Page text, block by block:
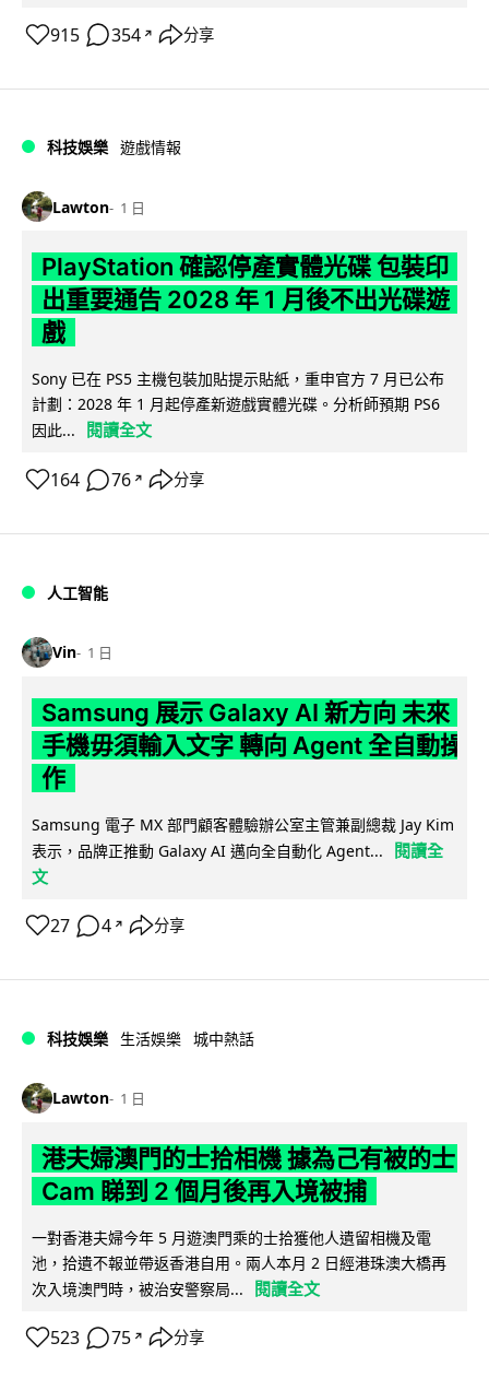
915 354 ↗ 分享
科技娛樂 遊戲情報
Lawton 1 日
PlayStation 確認停產實體光碟 包裝印
出重要通告 2028 年 1 月後不出光碟遊
戲
Sony 已在 PS5 主機包裝加貼提示貼紙，重申官方 7 月已公布
計劃：2028 年 1 月起停產新遊戲實體光碟。分析師預期 PS6
因此...
閱讀全文
164 76 ↗ 分享
人工智能
Vin 1 日
Samsung 展示 Galaxy AI 新方向 未來
手機毋須輸入文字 轉向 Agent 全自動操
作
Samsung 電子 MX 部門顧客體驗辦公室主管兼副總裁 Jay Kim
表示，品牌正推動 Galaxy AI 邁向全自動化 Agent...
閱讀全
文
27 4 ↗ 分享
科技娛樂 生活娛樂 城中熱話
Lawton 1 日
港夫婦澳門的士拾相機 據為己有被的士
Cam 睇到 2 個月後再入境被捕
一對香港夫婦今年 5 月遊澳門乘的士拾獲他人遺留相機及電
池，拾遺不報並帶返香港自用。兩人本月 2 日經港珠澳大橋再
次入境澳門時，被治安警察局...
閱讀全文
523 75 ↗ 分享